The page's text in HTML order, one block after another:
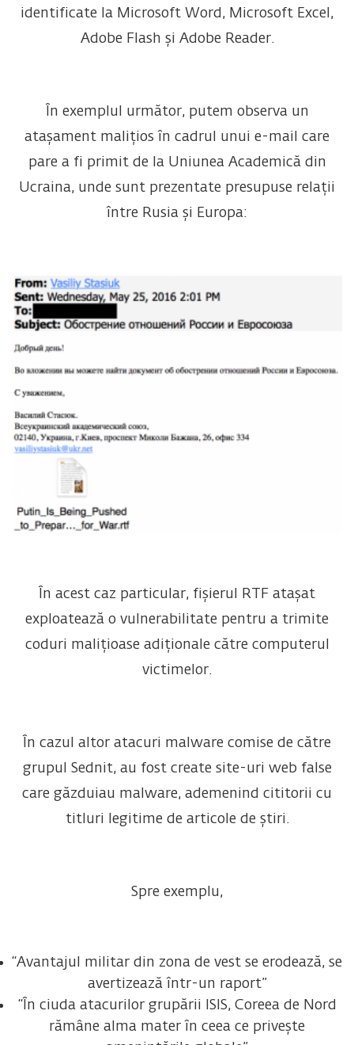
identificate la Microsoft Word, Microsoft Excel,
Adobe Flash și Adobe Reader.
În exemplul următor, putem observa un
atașament malițios în cadrul unui e-mail care
pare a fi primit de la Uniunea Academică din
Ucraina, unde sunt prezentate presupuse relații
între Rusia și Europa:
În acest caz particular, fișierul RTF atașat
exploatează o vulnerabilitate pentru a trimite
coduri malițioase adiționale către computerul
victimelor.
În cazul altor atacuri malware comise de către
grupul Sednit, au fost create site-uri web false
care găzduiau malware, ademenind cititorii cu
titluri legitime de articole de știri.
Spre exemplu,
“Avantajul militar din zona de vest se erodează, se
avertizează într-un raport”
“În ciuda atacurilor grupării ISIS, Coreea de Nord
rămâne alma mater în ceea ce privește